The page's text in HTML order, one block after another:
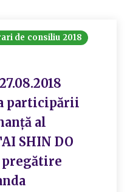
de consiliu 2018
participării
al
SHIN DO
pregătire